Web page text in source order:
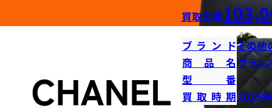
買取金額
ブランドその他
商品名グラム
型番
買取時期2025